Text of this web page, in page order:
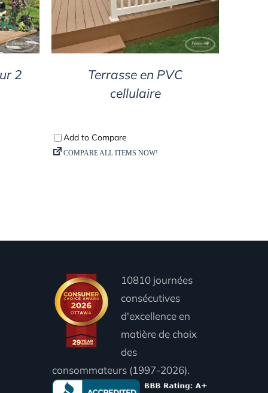
2
Terrasse en PVC
cellulaire
10810 journées
consécutives
d'excellence en
matière de choix
des
consommateurs (1997-2026).